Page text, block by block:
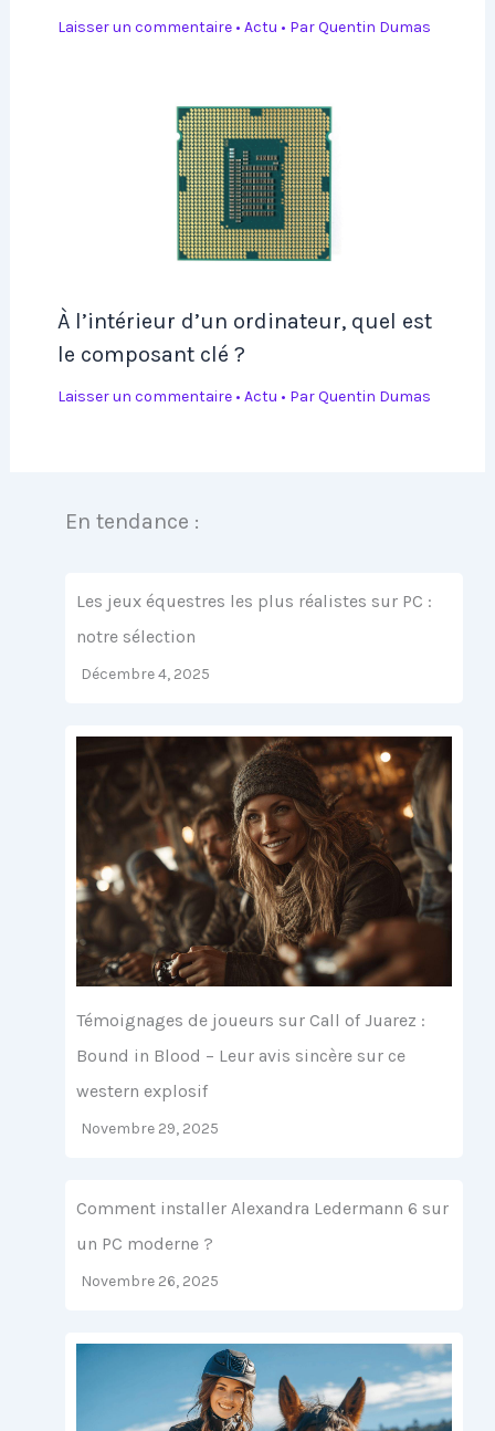
Laisser un commentaire • Actu • ParQuentin Dumas
À l’intérieur d’un ordinateur, quel est
le composant clé ?
Laisser un commentaire • Actu • ParQuentin Dumas
En tendance :
Les jeux équestres les plus réalistes sur PC :
notre sélection
Décembre 4, 2025
Témoignages de joueurs sur Call of Juarez :
Bound in Blood – Leur avis sincère sur ce
western explosif
Novembre 29, 2025
Comment installer Alexandra Ledermann 6 sur
un PC moderne ?
Novembre 26, 2025